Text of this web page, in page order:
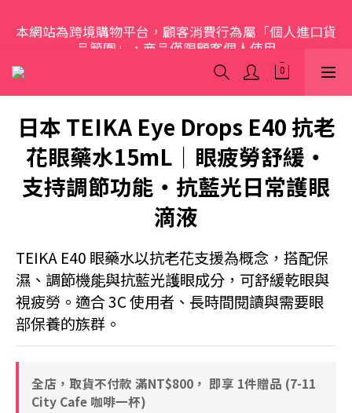
品範圍」，商品僅限顧客個人使用
歡迎光臨 S.A.W
日本 TEIKA Eye Drops E40 抗老
花眼藥水15mL｜眼疲勞舒緩・
支持調節功能・抗藍光日常護眼
滴液
TEIKA E40 眼藥水以抗老花支援為概念，搭配保
濕、調節機能與抗藍光護眼成分，可舒緩乾眼與
視疲勞。適合 3C 使用者、長時間閱讀與需要眼
部保養的族群。
全店，取貨不付款 滿NT$800， 即享 1件贈品 (7-11
City Cafe 咖啡一杯)